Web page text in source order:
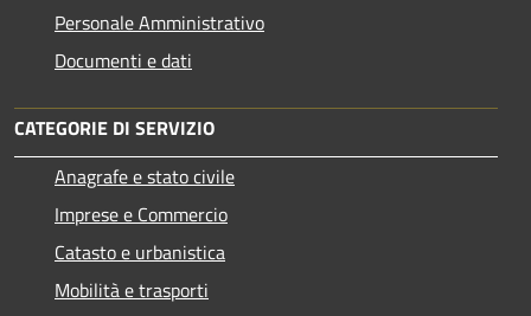
Personale Amministrativo
Documenti e dati
CATEGORIE DI SERVIZIO
Anagrafe e stato civile
Imprese e Commercio
Catasto e urbanistica
Mobilità e trasporti